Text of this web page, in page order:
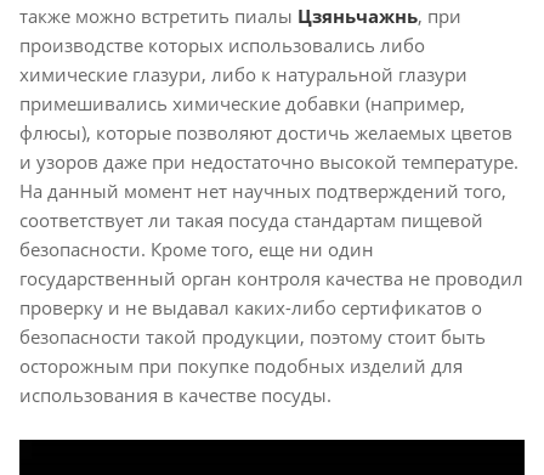
также можно встретить пиалы Цзяньчажнь, при
производстве которых использовались либо
химические глазури, либо к натуральной глазури
примешивались химические добавки (например,
флюсы), которые позволяют достичь желаемых цветов
и узоров даже при недостаточно высокой температуре.
На данный момент нет научных подтверждений того,
соответствует ли такая посуда стандартам пищевой
безопасности. Кроме того, еще ни один
государственный орган контроля качества не проводил
проверку и не выдавал каких-либо сертификатов о
безопасности такой продукции, поэтому стоит быть
осторожным при покупке подобных изделий для
использования в качестве посуды.